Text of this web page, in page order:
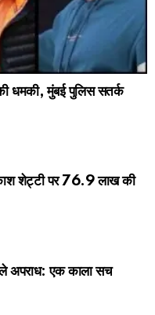
धमकी, मुंबई पुलिस सतर्क
शेट्टी पर 76.9 लाख की
अपराध: एक काला सच